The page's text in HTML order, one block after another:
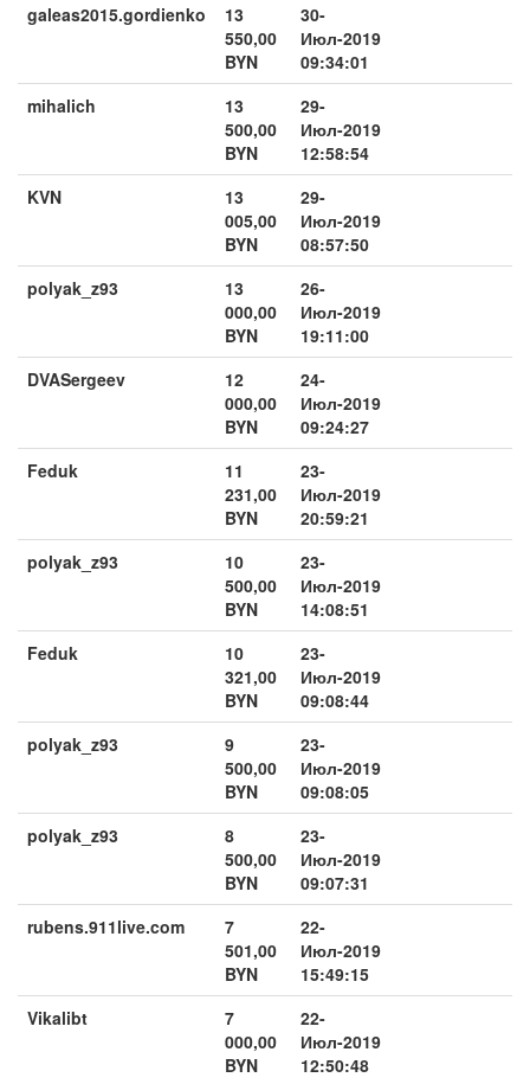
galeas2015.gordienko
13
550,00
BYN
30-
Июл-2019
09:34:01
mihalich
13
500,00
BYN
29-
Июл-2019
12:58:54
KVN
13
005,00
BYN
29-
Июл-2019
08:57:50
polyak_z93
13
000,00
BYN
26-
Июл-2019
19:11:00
DVASergeev
12
000,00
BYN
24-
Июл-2019
09:24:27
Feduk
11
231,00
BYN
23-
Июл-2019
20:59:21
polyak_z93
10
500,00
BYN
23-
Июл-2019
14:08:51
Feduk
10
321,00
BYN
23-
Июл-2019
09:08:44
polyak_z93
9
500,00
BYN
23-
Июл-2019
09:08:05
polyak_z93
8
500,00
BYN
23-
Июл-2019
09:07:31
rubens.911live.com
7
501,00
BYN
22-
Июл-2019
15:49:15
Vikalibt
7
000,00
BYN
22-
Июл-2019
12:50:48